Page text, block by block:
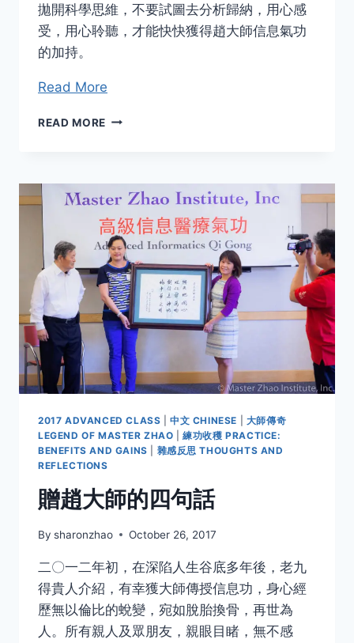
拋開科學思維，不要試圖去分析歸納，用心感
受，用心聆聽，才能快快獲得趙大師信息氣功
的加持。
Read More
READ MORE 感
待
2017 ADVANCED CLASS |中文 CHINESE
大師傳奇
LEGEND OF MASTER ZHAO |練功收穫 PRACTICE:
BENEFITS AND GAINS
雜感反思 THOUGHTS AND
REFLECTIONS
贈趙大師的四句話
By sharonzhao October 26, 2017
二〇一二年初，在深陷人生谷底多年後，老九
得貴人介紹，有幸獲大師傳授信息功，身心經
歷無以倫比的蛻變，宛如脫胎換骨，再世為
人。所有親人及眾朋友，親眼目睹，無不感